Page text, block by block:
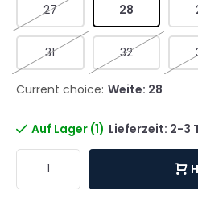
27 28
31 32
Current choice: Weite: 28
Auf Lager (1) Lieferzeit: 2-3